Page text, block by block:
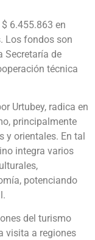
6.455.863 en
Los fondos son
Secretaría de
técnica
Urtubey, radica en
principalmente
y orientales. En tal
integra varios
potenciando
del turismo
visita a regiones